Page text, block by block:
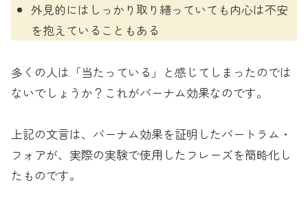
外見的にはしっかり取り繕っていても内心は不安
を抱えていることもある
多くの人は「当たっている」と感じてしまったのでは
ないでしょうか？これがバーナム効果なのです。
上記の文言は、バーナム効果を証明したバートラム・
フォアが、実際の実験で使用したフレーズを簡略化し
たものです。